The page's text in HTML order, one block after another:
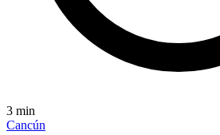
3 min
Cancún